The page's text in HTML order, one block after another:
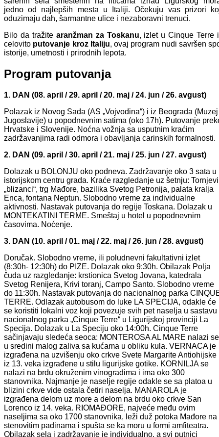
jedno od najlepših mesta u Italiji. Očekuju vas prizori
oduzimaju dah, šarmantne ulice i nezaboravni trenuci.
Bilo da tražite aranžman za Toskanu, izlet u Cinque Terre
celovito putovanje kroz Italiju, ovaj program nudi savršen
istorije, umetnosti i prirodnih lepota.
Program putovanja
1. DAN (08. april / 29. april / 20. maj / 24. jun / 26. avgust)
Polazak iz Novog Sada (AS „Vojvodina“) i iz Beograda (Muzej
Jugoslavije) u popodnevnim satima (oko 17h). Putovanje
Hrvatske i Slovenije. Noćna vožnja sa usputnim kraćim
zadržavanjima radi odmora i obavljanja carinskih formalnosti.
2. DAN (09. april / 30. april / 21. maj / 25. jun / 27. avgust)
Dolazak u BOLONJU oko podneva. Zadržavanje oko 3 sata u
istorijskom centru grada. Kraće razgledanje uz šetnju: Tornjevi
„blizanci“, trg Mađore, bazilika Svetog Petronija, palata kralja
Enca, fontana Neptun. Slobodno vreme za individualne
aktivnosti. Nastavak putovanja do regije Toskana. Dolazak u
MONTEKATINI TERME. Smeštaj u hotel u popodnevnim
časovima. Noćenje.
3. DAN (10. april / 01. maj / 22. maj / 26. jun / 28. avgust)
Doručak. Slobodno vreme, ili poludnevni fakultativni izlet
(8:30h- 12:30h) do PIZE. Dolazak oko 9:30h. Obilazak Polja
čuda uz razgledanje: krstionica Svetog Jovana, katedrala
Svetog Renijera, Krivi toranj, Campo Santo. Slobodno vreme
do 11:30h. Nastavak putovanja do nacionalnog parka
TERRE. Odlazak autobusom do luke LA SPECIJA, odakle će
se koristiti lokalni voz koji povezuje svih pet naselja u sastavu
nacionalnog parka „Cinque Terre“ u Ligurijskoj provinciji La
Specija. Dolazak u La Speciju oko 14:00h. Cinque Terre
sačinjavaju sledeća seoca: MONTEROSA AL MARE nalazi se
u sredini malog zaliva sa kućama u obliku kula. VERNACA je
izgrađena na uzvišenju oko crkve Svete Margarite Antiohijske
iz 13. veka izgrađene u stilu ligurijske gotike. KORNILJA se
nalazi na brdu okruženim vinogradima i ima oko 300
stanovnika. Najmanje je naselje regije odakle se sa platoa u
blizini crkve vide ostala četiri naselja. MANAROLA je
izgrađena delom uz more a delom na brdu oko crkve San
Lorenco iz 14. veka. RIOMAĐORE, najveće među ovim
naseljima sa oko 1700 stanovnika, leži duž potoka Mađore na
stenovitim padinama i spušta se ka moru u formi amfiteatra.
Obilazak sela i zadržavanje je individualno, a svi putnici